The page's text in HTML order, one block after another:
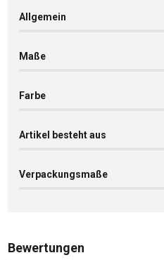
Allgemein
Maße
Farbe
Artikel besteht aus
Verpackungsmaße
Bewertungen